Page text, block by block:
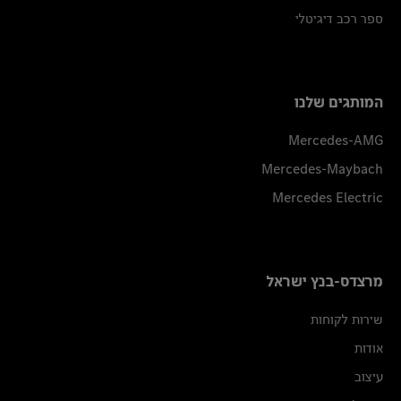
ספר רכב דיגיטלי
המותגים שלנו
Mercedes-AMG
Mercedes-Maybach
Mercedes Electric
מרצדס-בנץ ישראל
שירות לקוחות
אודות
עיצוב